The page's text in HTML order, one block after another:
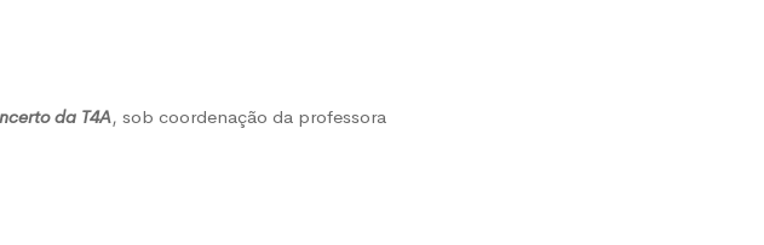
da T4A, sob coordenação da professora